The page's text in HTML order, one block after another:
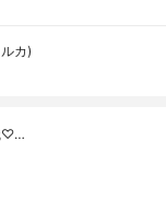
カ)
♡…